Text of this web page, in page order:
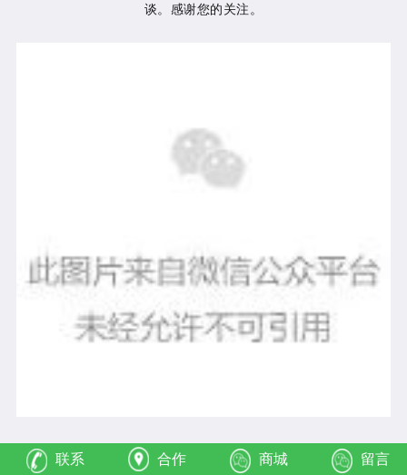
谈。感谢您的关注。
关于YS垣鑫 精油源头供应商
联系 合作 商城 留言